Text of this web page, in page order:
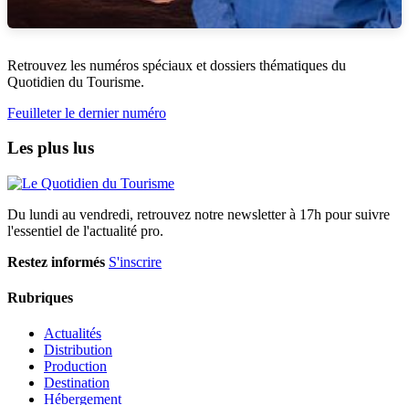
Retrouvez les numéros spéciaux et dossiers thématiques du
Quotidien du Tourisme.
Feuilleter le dernier numéro
Les plus lus
Du lundi au vendredi, retrouvez notre newsletter à 17h pour suivre
l'essentiel de l'actualité pro.
Restez informés S'inscrire
Rubriques
Actualités
Distribution
Production
Destination
Hébergement